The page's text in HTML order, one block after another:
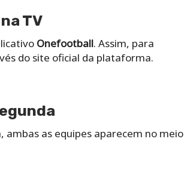
TV
Onefootball. Assim, para
do site oficial da plataforma.
as equipes aparecem no meio